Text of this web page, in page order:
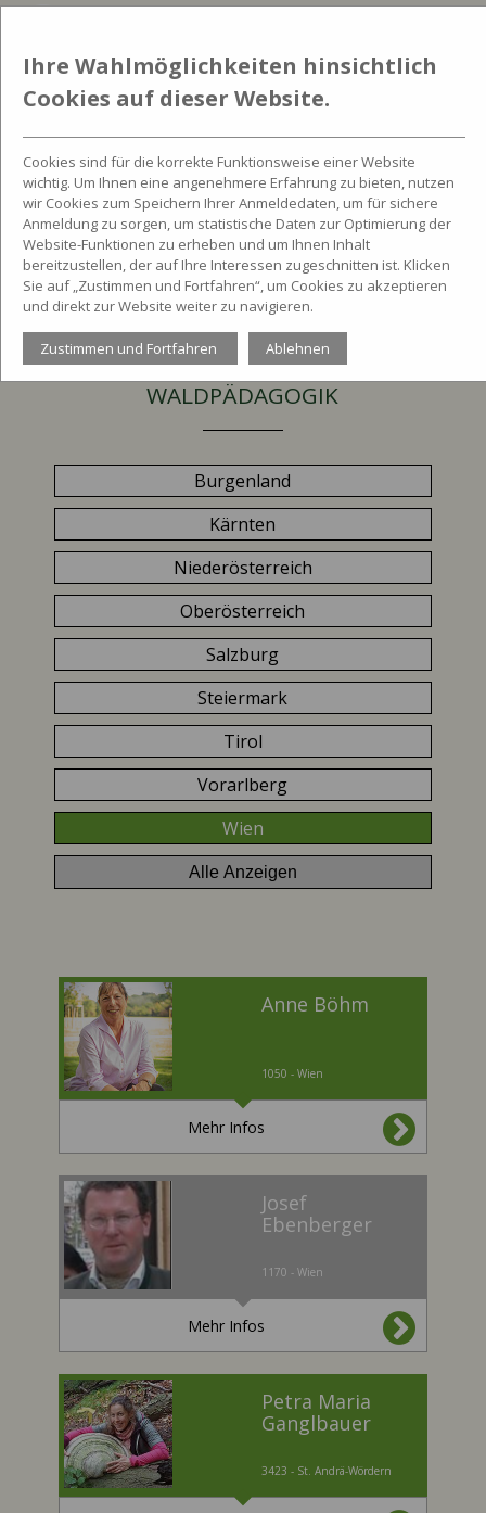
VERTRAUENSPERSONEN IN DER
WALDPÄDAGOGIK
Burgenland
Kärnten
Niederösterreich
Oberösterreich
Salzburg
Steiermark
Tirol
Vorarlberg
Wien
Alle Anzeigen
Anne Böhm
1050 - Wien
Mehr Infos
Josef
Ebenberger
1170 - Wien
Mehr Infos
Petra Maria
Ganglbauer
3423 - St. Andrä-Wördern
Ihre Wahlmöglichkeiten hinsichtlich
Cookies auf dieser Website.
Cookies sind für die korrekte Funktionsweise einer Website
wichtig. Um Ihnen eine angenehmere Erfahrung zu bieten, nutzen
wir Cookies zum Speichern Ihrer Anmeldedaten, um für sichere
Anmeldung zu sorgen, um statistische Daten zur Optimierung der
Website-Funktionen zu erheben und um Ihnen Inhalt
bereitzustellen, der auf Ihre Interessen zugeschnitten ist. Klicken
Sie auf „Zustimmen und Fortfahren“, um Cookies zu akzeptieren
und direkt zur Website weiter zu navigieren.
Zustimmen und Fortfahren Ablehnen